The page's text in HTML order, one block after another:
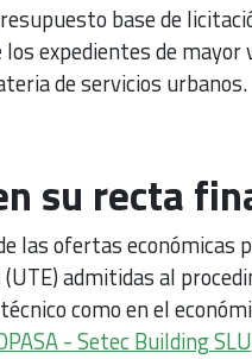
base de
expedientes de mayor
de servicios urbanos.
su recta
las ofertas económicas
admitidas al
como en el
- Setec Building SLU